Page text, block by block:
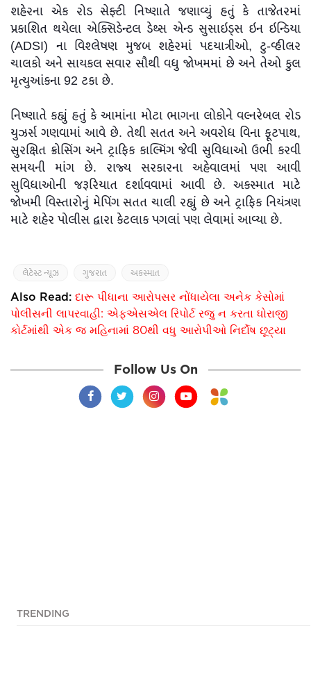
શહેરના એક રોડ સેફ્ટી નિષ્ણાતે જણાવ્યું હતું કે તાજેતરમાં
પ્રકાશિત થયેલા એક્સિડેન્ટલ ડેથ્સ એન્ડ સુસાઇડ્સ ઇન ઇન્ડિયા
(ADSI) ના વિશ્લેષણ મુજબ શહેરમાં પદયાત્રીઓ, ટુ-વ્હીલર
ચાલકો અને સાયકલ સવાર સૌથી વધુ જોખમમાં છે અને તેઓ કુલ
મૃત્યુઆંકના 92 ટકા છે.
નિષ્ણાતે કહ્યું હતું કે આમાંના મોટા ભાગના લોકોને વલ્નરેબલ રોડ
યુઝર્સ ગણવામાં આવે છે. તેથી સતત અને અવરોધ વિના ફૂટપાથ,
સુરક્ષિત ક્રોસિંગ અને ટ્રાફિક કાલ્મિંગ જેવી સુવિધાઓ ઉભી કરવી
સમયની માંગ છે. રાજ્ય સરકારના અહેવાલમાં પણ આવી
સુવિધાઓની જરૂરિયાત દર્શાવવામાં આવી છે. અકસ્માત માટે
જોખમી વિસ્તારોનું મેપિંગ સતત ચાલી રહ્યું છે અને ટ્રાફિક નિયંત્રણ
માટે શહેર પોલીસ દ્વારા કેટલાક પગલાં પણ લેવામાં આવ્યા છે.
લેટેસ્ટ ન્યૂઝ ગુજરાત અકસ્માત
Also Read: દારૂ પીધાના આરોપસર નોંધાયેલા અનેક કેસોમાં
પોલીસની લાપરવાહી: એફએસએલ રિપોર્ટ રજુ ન કરતા ધોરાજી
કોર્ટમાંથી એક જ મહિનામાં 80થી વધુ આરોપીઓ નિર્દોષ છૂટ્યા
Follow Us On
TRENDING